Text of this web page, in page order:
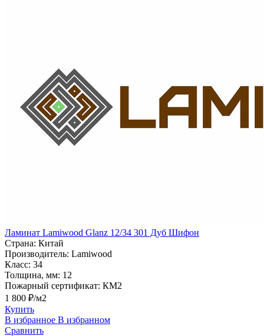
Ламинат Lamiwood Glanz 12/34 301 Дуб Шифон
Страна: Китай
Производитель: Lamiwood
Класс: 34
Толщина, мм: 12
Пожарный сертификат: КМ2
1 800 ₽/м2
Купить
В избранное В избранном
Сравнить